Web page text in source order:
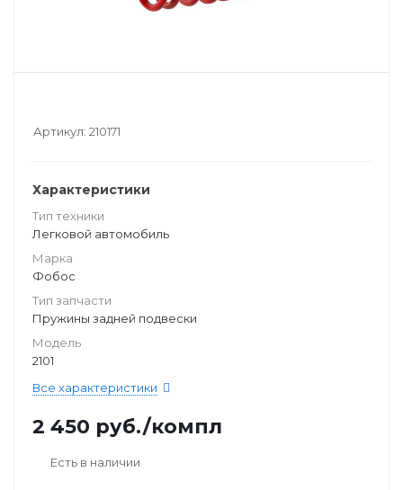
Артикул: 210171
Характеристики
Тип техники
Легковой автомобиль
Марка
Фобос
Тип запчасти
Пружины задней подвески
Модель
2101
Все характеристики
2 450 руб./компл
Есть в наличии